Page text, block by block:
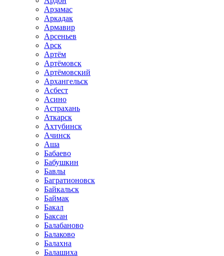
Арзамас
Аркадак
Армавир
Арсеньев
Арск
Артём
Артёмовск
Артёмовский
Архангельск
Асбест
Асино
Астрахань
Аткарск
Ахтубинск
Ачинск
Аша
Бабаево
Бабушкин
Бавлы
Багратионовск
Байкальск
Баймак
Бакал
Баксан
Балабаново
Балаково
Балахна
Балашиха